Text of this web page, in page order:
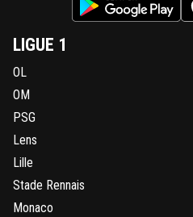
LIGUE 1
OL
OM
PSG
Lens
Lille
Stade Rennais
Monaco